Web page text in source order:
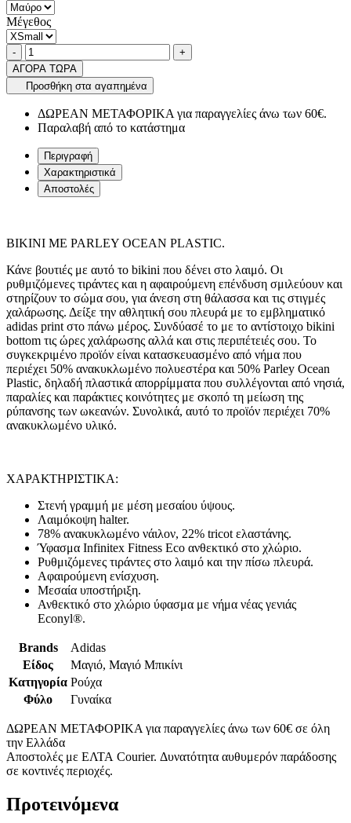
Μέγεθος
Ποσότητα
-product.increase.quantity +
ΑΓΟΡΑ ΤΩΡΑ
Προσθήκη στα αγαπημένα
ΔΩΡΕΑΝ ΜΕΤΑΦΟΡΙΚΑ για παραγγελίες άνω των 60€.
Παραλαβή από το κατάστημα
Περιγραφή
Χαρακτηριστικά
Αποστολές
BIKINI ΜΕ PARLEY OCEAN PLASTIC.
Κάνε βουτιές με αυτό το bikini που δένει στο λαιμό. Οι
ρυθμιζόμενες τιράντες και η αφαιρούμενη επένδυση σμιλεύουν και
στηρίζουν το σώμα σου, για άνεση στη θάλασσα και τις στιγμές
χαλάρωσης. Δείξε την αθλητική σου πλευρά με το εμβληματικό
adidas print στο πάνω μέρος. Συνδύασέ το με το αντίστοιχο bikini
bottom τις ώρες χαλάρωσης αλλά και στις περιπέτειές σου. Το
συγκεκριμένο προϊόν είναι κατασκευασμένο από νήμα που
περιέχει 50% ανακυκλωμένο πολυεστέρα και 50% Parley Ocean
Plastic, δηλαδή πλαστικά απορρίμματα που συλλέγονται από νησιά,
παραλίες και παράκτιες κοινότητες με σκοπό τη μείωση της
ρύπανσης των ωκεανών. Συνολικά, αυτό το προϊόν περιέχει 70%
ανακυκλωμένο υλικό.
ΧΑΡΑΚΤΗΡΙΣΤΙΚΑ:
Στενή γραμμή με μέση μεσαίου ύψους.
Λαιμόκοψη halter.
78% ανακυκλωμένο νάιλον, 22% tricot ελαστάνης.
Ύφασμα Infinitex Fitness Eco ανθεκτικό στο χλώριο.
Ρυθμιζόμενες τιράντες στο λαιμό και την πίσω πλευρά.
Αφαιρούμενη ενίσχυση.
Μεσαία υποστήριξη.
Ανθεκτικό στο χλώριο ύφασμα με νήμα νέας γενιάς
Econyl®.
Brands
Adidas
Είδος
Μαγιό, Μαγιό Μπικίνι
Κατηγορία Ρούχα
Φύλο
Γυναίκα
ΔΩΡΕΑΝ ΜΕΤΑΦΟΡΙΚΑ για παραγγελίες άνω των 60€ σε όλη
την Ελλάδα
Αποστολές με ΕΛΤΑ Courier. Δυνατότητα αυθυμερόν παράδοσης
σε κοντινές περιοχές.
Προτεινόμενα